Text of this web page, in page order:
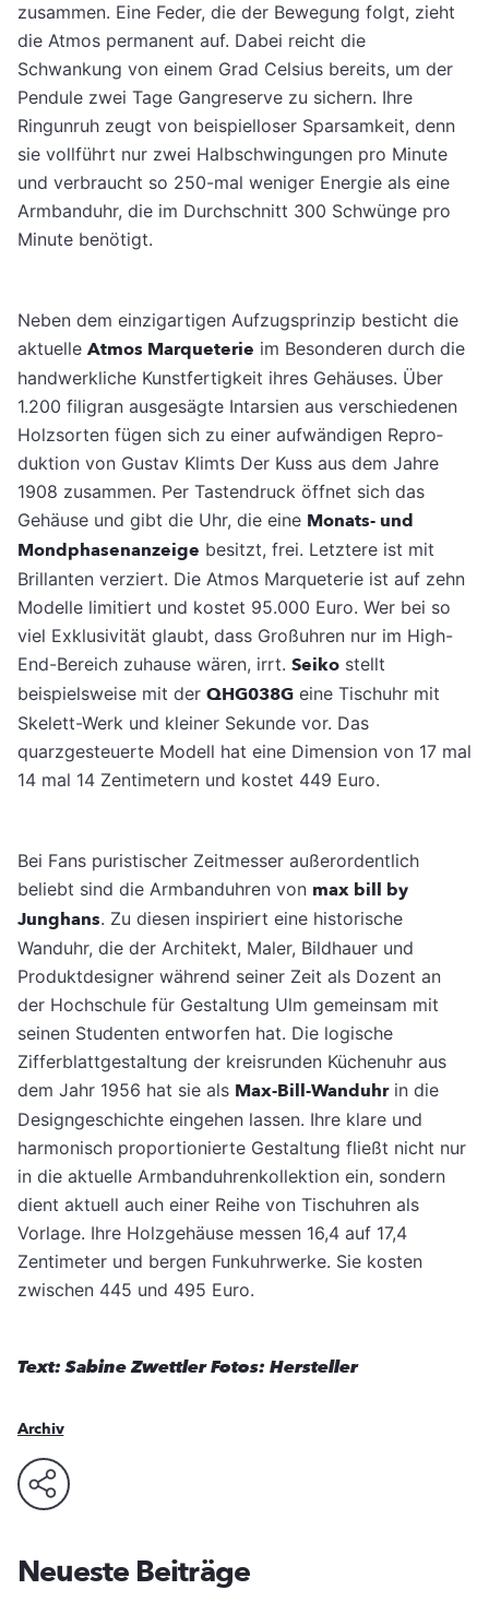
zusammen. Eine Feder, die der Bewegung folgt, zieht
die Atmos permanent auf. Dabei reicht die
Schwankung von einem Grad Celsius bereits, um der
Pendule zwei Tage Gangreserve zu sichern. Ihre
Ringunruh zeugt von beispielloser Sparsamkeit, denn
sie vollführt nur zwei Halbschwingungen pro Minute
und verbraucht so 250-mal weniger Energie als eine
Armbanduhr, die im Durch­schnitt 300 Schwünge pro
Minute benötigt.
Neben dem einzigartigen Aufzugsprinzip besticht die
aktuelle Atmos Marqueterie im Besonderen durch die
handwerkliche Kunst­fertigkeit ihres Gehäuses. Über
1.200 filigran ausgesägte Intarsien aus verschiedenen
Holz­sorten fügen sich zu einer aufwändigen Repro­
duktion von Gustav Klimts Der Kuss aus dem Jahre
1908 zusammen. Per Tastendruck öffnet sich das
Gehäuse und gibt die Uhr, die eine Monats- und
Mondphasenanzeige be­sitzt, frei. Letztere ist mit
Brillanten verziert. Die Atmos Marqueterie ist auf zehn
Modelle limitiert und kostet 95.000 Euro. Wer bei so
viel Exklusivität glaubt, dass Großuhren nur im High-
End-Bereich zuhause wären, irrt. Seiko stellt
beispielsweise mit der QHG038G eine Tischuhr mit
Skelett-Werk und kleiner Sekunde vor. Das
quarzgesteuerte Modell hat eine Dimension von 17 mal
14 mal 14 Zentimetern und kostet 449 Euro.
Bei Fans puristischer Zeitmesser außerordentlich
beliebt sind die Armbanduhren von max bill by
Junghans. Zu diesen inspiriert eine historische
Wanduhr, die der Architekt, Ma­ler, Bildhauer und
Produktdesigner während seiner Zeit als Dozent an
der Hochschule für Gestaltung Ulm gemeinsam mit
seinen Studenten entworfen hat. Die logische
Zifferblatt­gestaltung der kreisrunden Küchenuhr aus
dem Jahr 1956 hat sie als Max-Bill-Wanduhrin die
Designgeschichte eingehen lassen. Ihre klare und
harmonisch proportio­nierte Gestaltung fließt nicht nur
in die aktu­elle Armbanduhrenkollektion ein, sondern
dient aktuell auch einer Reihe von Tischuhren als
Vorlage. Ihre Holzgehäuse messen 16,4 auf 17,4
Zentimeter und bergen Funkuhrwerke. Sie kosten
zwischen 445 und 495 Euro.
Text: Sabine ZwettlerFotos: Hersteller
Archiv
Neueste Beiträge